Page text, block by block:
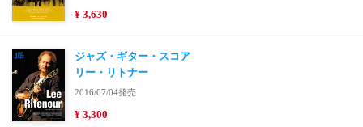
¥ 3,630
ジャズ・ギター・スコア
リー・リトナー
2016/07/04発売
¥ 3,300